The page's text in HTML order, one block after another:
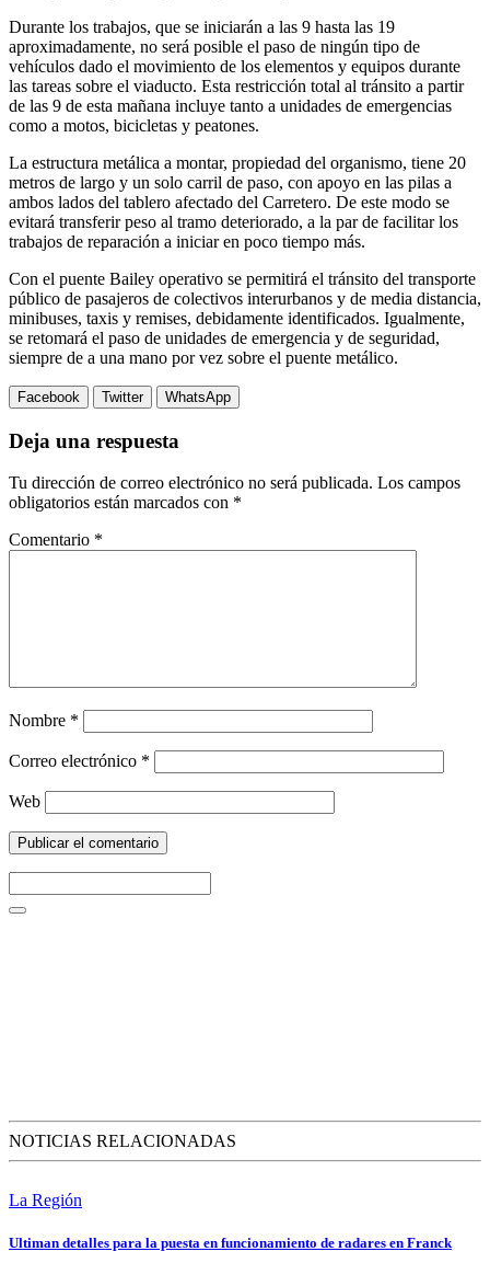
Durante los trabajos, que se iniciarán a las 9 hasta las 19
aproximadamente, no será posible el paso de ningún tipo de
vehículos dado el movimiento de los elementos y equipos durante
las tareas sobre el viaducto. Esta restricción total al tránsito a partir
de las 9 de esta mañana incluye tanto a unidades de emergencias
como a motos, bicicletas y peatones.
La estructura metálica a montar, propiedad del organismo, tiene 20
metros de largo y un solo carril de paso, con apoyo en las pilas a
ambos lados del tablero afectado del Carretero. De este modo se
evitará transferir peso al tramo deteriorado, a la par de facilitar los
trabajos de reparación a iniciar en poco tiempo más.
Con el puente Bailey operativo se permitirá el tránsito del transporte
público de pasajeros de colectivos interurbanos y de media distancia,
minibuses, taxis y remises, debidamente identificados. Igualmente,
se retomará el paso de unidades de emergencia y de seguridad,
siempre de a una mano por vez sobre el puente metálico.
Facebook Twitter WhatsApp
Deja una respuesta
Tu dirección de correo electrónico no será publicada. Los campos
obligatorios están marcados con *
Comentario *
Nombre *
Correo electrónico *
Web
NOTICIAS RELACIONADAS
La Región
Ultiman detalles para la puesta en funcionamiento de radares en Franck